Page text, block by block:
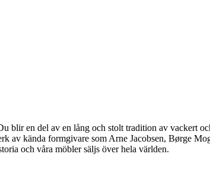
blir en del av en lång och stolt tradition av vackert
av kända formgivare som Arne Jacobsen, Børge
och våra möbler säljs över hela världen.